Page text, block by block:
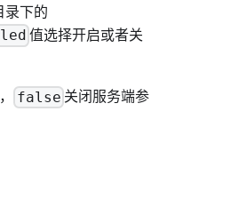
录下的
值选择开启或者关
false关闭服务端参